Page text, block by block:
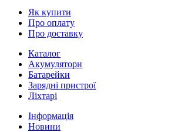
Як купити
Про оплату
Про доставку
Каталог
Акумулятори
Батарейки
Зарядні пристрої
Ліхтарі
Інформація
Новини